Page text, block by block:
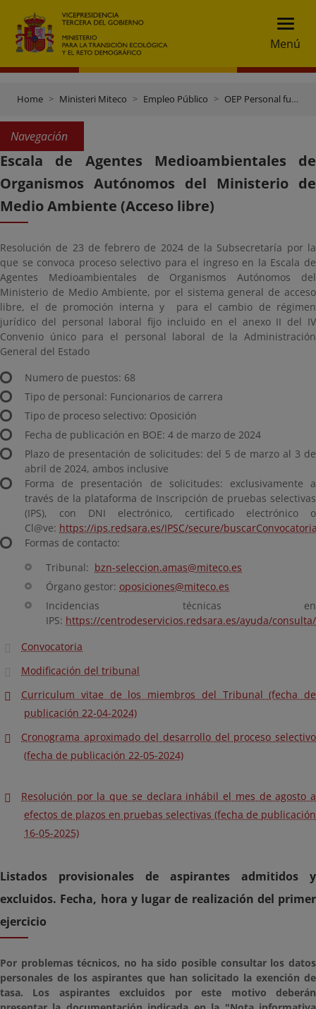
Menú
Home Ministeri Miteco Empleo Público OEP Personal funcionario
Navegación
Escala de Agentes Medioambientales de
Organismos Autónomos del Ministerio de
Medio Ambiente (Acceso libre)
Resolución de 23 de febrero de 2024 de la Subsecretaría por la
que se convoca proceso selectivo para el ingreso en la Escala de
Agentes Medioambientales de Organismos Autónomos del
Ministerio de Medio Ambiente, por el sistema general de acceso
libre, el de promoción interna y para el cambio de régimen
jurídico del personal laboral fijo incluido en el anexo II del IV
Convenio único para el personal laboral de la Administración
General del Estado
Numero de puestos: 68
Tipo de personal: Funcionarios de carrera
Tipo de proceso selectivo: Oposición
Fecha de publicación en BOE: 4 de marzo de 2024
Plazo de presentación de solicitudes: del 5 de marzo al 3 de
abril de 2024, ambos inclusive
Forma de presentación de solicitudes: exclusivamente a
través de la plataforma de Inscripción de pruebas selectivas
(IPS), con DNI electrónico, certificado electrónico o
Cl@ve: https://ips.redsara.es/IPSC/secure/
Formas de contacto:
Tribunal: bzn-seleccion.amas@miteco.es
Órgano gestor: oposiciones@miteco.es
Incidencias técnicas en
IPS: https://centrodeservicios.redsara.es/ayuda/consulta/
Convocatoria
Modificación del tribunal
Curriculum vitae de los miembros del Tribunal (fecha de
publicación 22-04-2024)
Cronograma aproximado del desarrollo del proceso selectivo
(fecha de publicación 22-05-2024)
Resolución por la que se declara inhábil el mes de agosto a
efectos de plazos en pruebas selectivas (fecha de publicación
16-05-2025)
Listados provisionales de aspirantes admitidos y
excluidos. Fecha, hora y lugar de realización del primer
ejercicio
Por problemas técnicos, no ha sido posible consultar los datos
personales de los aspirantes que han solicitado la exención de
tasa. Los aspirantes excluidos por este motivo deberán